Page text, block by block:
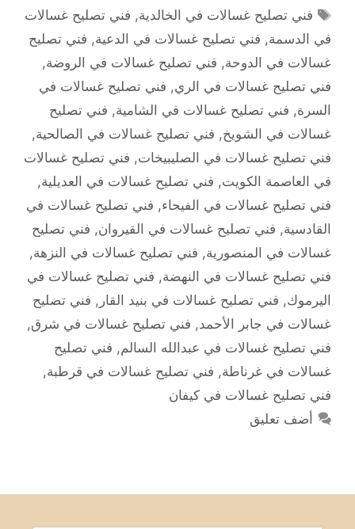
الوسوم
فني تصليح غسالات في الخالدية, فني تصليح غسالات
في الدسمة, فني تصليح غسالات في الدعية, فني تصليح
غسالات في الدوحة, فني تصليح غسالات في الروضة,
فني تصليح غسالات في الري, فني تصليح غسالات في
السرة, فني تصليح غسالات في الشامية, فني تصليح
غسالات في الشويخ, فني تصليح غسالات في الصالحية,
فني تصليح غسالات في الصليبيخات, فني تصليح غسالات
في العاصمة الكويت, فني تصليح غسالات في العديلية,
فني تصليح غسالات في الفيحاء, فني تصليح غسالات في
القادسية, فني تصليح غسالات في القيروان, فني تصليح
غسالات في المنصورية, فني تصليح غسالات في النزهة,
فني تصليح غسالات في النهضة, فني تصليح غسالات في
اليرموك, فني تصليح غسالات في بنيد القار , فني تصليح
غسالات في جابر الأحمد, فني تصليح غسالات في شرق,
فني تصليح غسالات في عبدالله السالم, فني تصليح
غسالات في غرناطة, فني تصليح غسالات في قرطبة,
فني تصليح غسالات في كيفان
أضف تعليق